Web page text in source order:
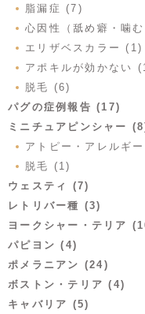
脂漏症 (7)
心因性（舐め癖・噛
エリザベスカラー (1)
アポキルが効かない
脱毛 (6)
パグの症例報告 (17)
ミニチュアピンシャー
アトピー・アレルギ
脱毛 (1)
ウェスティ (7)
レトリバー種 (3)
ヨークシャー・テリア
パピヨン (4)
ポメラニアン (24)
ボストン・テリア (4)
キャバリア (5)